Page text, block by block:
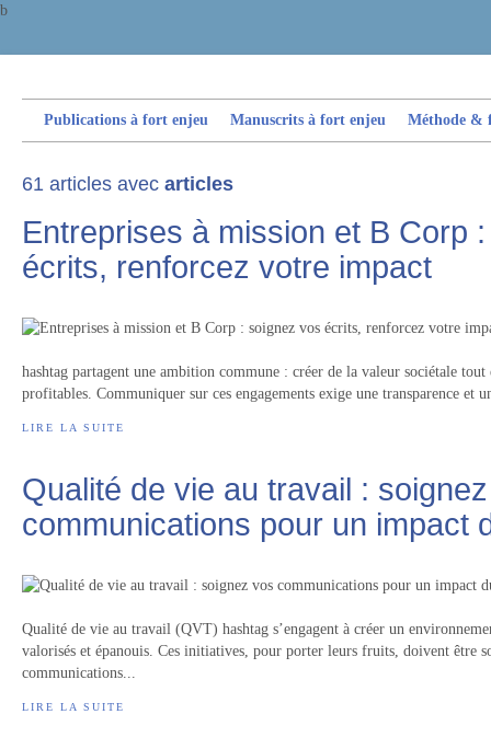
b
Publications à fort enjeu Manuscrits à fort enjeu Méthode &
61 articles avec articles
Entreprises à mission et B Corp
écrits, renforcez votre impact
hashtag partagent une ambition commune : créer de la valeur sociétale tout
profitables. Communiquer sur ces engagements exige une transparence et
LIRE LA SUITE
Qualité de vie au travail :
communications pour un impact
Qualité de vie au travail (QVT) hashtag s’engagent à créer un
valorisés et épanouis. Ces initiatives, pour porter leurs fruits, doivent être
communications...
LIRE LA SUITE